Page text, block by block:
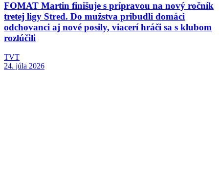
FOMAT Martin finišuje s prípravou na nový ročník
tretej ligy Stred. Do mužstva pribudli domáci
odchovanci aj nové posily, viacerí hráči sa s klubom
rozlúčili
TVT
24. júla 2026